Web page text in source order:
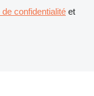
de confidentialité et